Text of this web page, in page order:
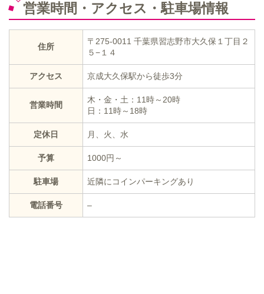
営業時間・アクセス・駐車場情報
住所
〒275-0011 千葉県習志野市大久保１丁目２
５−１４
アクセス 京成大久保駅から徒歩3分
営業時間
木・金・土：11時～20時
日：11時～18時
定休日 月、火、水
予算 1000円～
駐車場 近隣にコインパーキングあり
電話番号 –